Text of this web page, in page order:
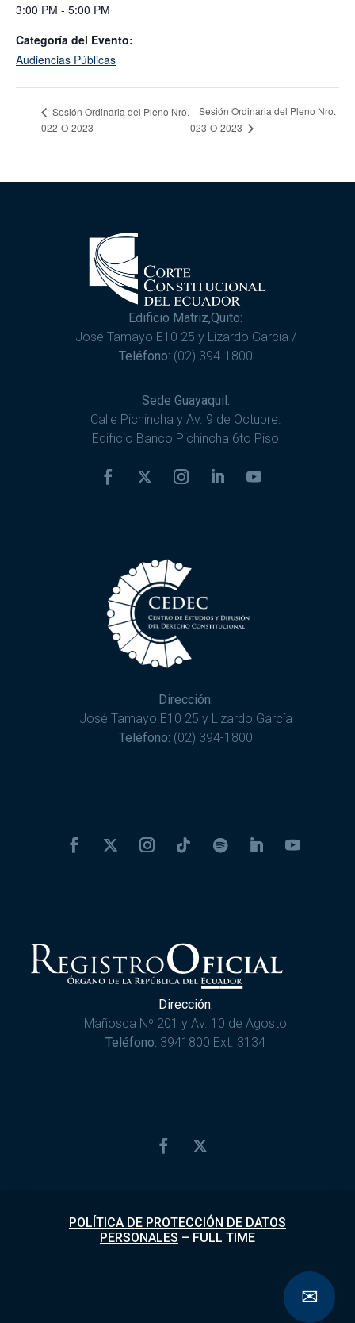
3:00 PM - 5:00 PM
Categoría del Evento:
Audiencias Públicas
Sesión Ordinaria del Pleno Nro.
022-O-2023
Sesión Ordinaria del Pleno Nro.
023-O-2023
Edificio Matriz,Quito:
José Tamayo E10 25 y Lizardo García /
Teléfono: (02) 394-1800
Sede Guayaquil:
Calle Pichincha y Av. 9 de Octubre.
Edificio Banco Pichincha 6to Piso
Dirección:
José Tamayo E10 25 y Lizardo García
Teléfono: (02) 394-1800
Dirección:
Mañosca Nº 201 y Av. 10 de Agosto
Teléfono: 3941800 Ext. 3134
POLÍTICA DE PROTECCIÓN DE DATOS
PERSONALES – FULL TIME
✉